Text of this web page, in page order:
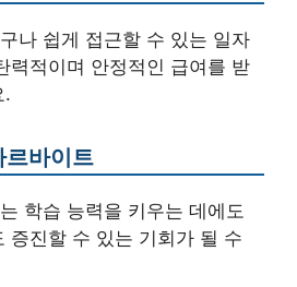
나 쉽게 접근할 수 있는 일자
력적이며 안정적인 급여를 받
.
르바이트
학습 능력을 키우는 데에도
증진할 수 있는 기회가 될 수